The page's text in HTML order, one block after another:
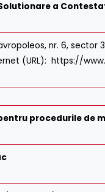
a
nr. 6, sector
(URL): https://
procedurile de